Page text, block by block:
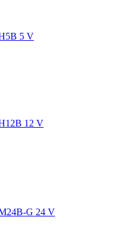
5 V
12 V
G 24 V